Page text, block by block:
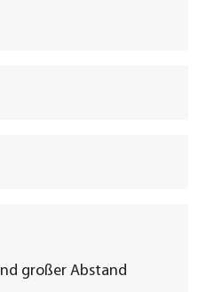
großer Abstand